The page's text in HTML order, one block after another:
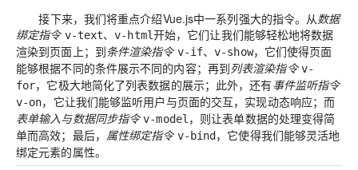
接下来，我们将重点介绍Vue.js中一系列强大的指令。从数据
绑定指令 v-text、v-html开始，它们让我们能够轻松地将数据
渲染到页面上；到条件渲染指令 v-if、v-show，它们使得页面
能够根据不同的条件展示不同的内容；再到列表渲染指令 v-
for，它极大地简化了列表数据的展示；此外，还有事件监听指令
v-on，它让我们能够监听用户与页面的交互，实现动态响应；而
表单输入与数据同步指令 v-model ，则让表单数据的处理变得简
单而高效；最后， 属性绑定指令 v-bind ，它使得我们能够灵活地
绑定元素的属性。